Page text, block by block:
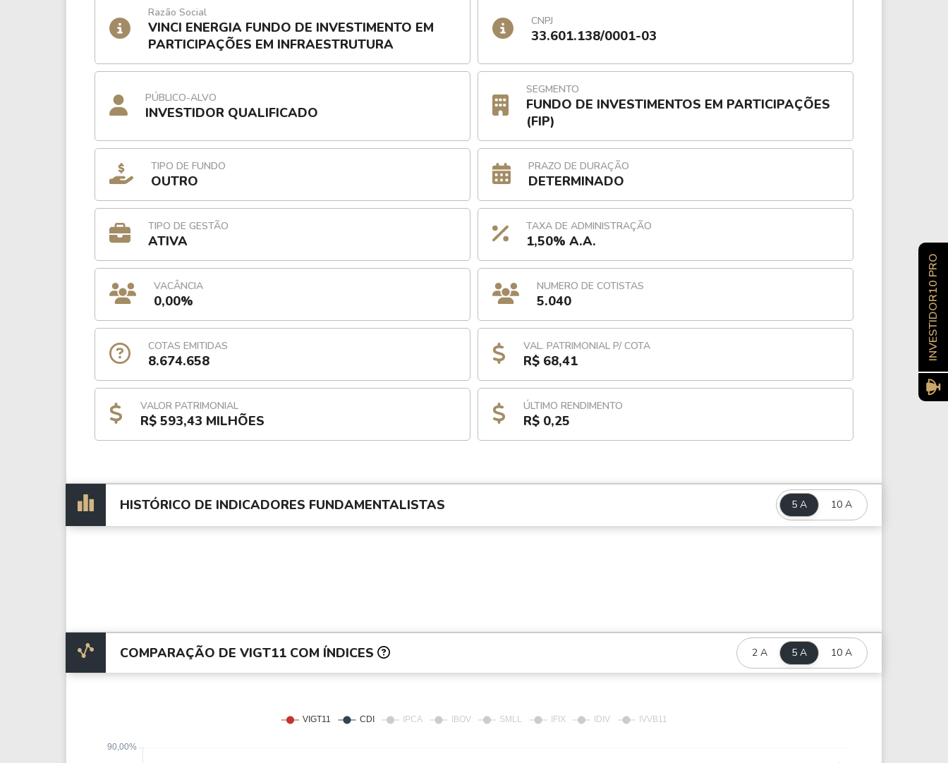
Razão Social
VINCI ENERGIA FUNDO DE INVESTIMENTO EM
PARTICIPAÇÕES EM INFRAESTRUTURA
CNPJ
33.601.138/0001-03
PÚBLICO-ALVO
INVESTIDOR QUALIFICADO
SEGMENTO
FUNDO DE INVESTIMENTOS EM PARTICIPAÇÕES
(FIP)
TIPO DE FUNDO
OUTRO
PRAZO DE DURAÇÃO
DETERMINADO
TIPO DE GESTÃO
ATIVA
TAXA DE ADMINISTRAÇÃO
1,50% A.A.
VACÂNCIA
0,00%
NUMERO DE COTISTAS
5.040
COTAS EMITIDAS
8.674.658
VAL. PATRIMONIAL P/ COTA
R$ 68,41
VALOR PATRIMONIAL
R$ 593,43 MILHÕES
ÚLTIMO RENDIMENTO
R$ 0,25
HISTÓRICO DE INDICADORES FUNDAMENTALISTAS 5 A 10 A
COMPARAÇÃO DE VIGT11 COM ÍNDICES 2 A 5 A 10 A
INVESTIDOR10 PRO